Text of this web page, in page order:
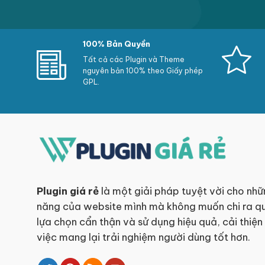
100% Bản Quyền
Tất cả các Plugin và Theme
nguyên bản 100% theo Giấy phép
GPL.
Plugin giá rẻ là một giải pháp tuyệt vời cho
năng của website mình mà không muốn chi ra
lựa chọn cẩn thận và sử dụng hiệu quả, cải
việc mang lại trải nghiệm người dùng tốt hơn.